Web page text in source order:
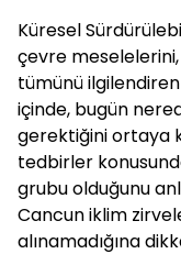
Küresel
çevre
tümünü ilgilendiren
içinde, bugün
gerektiğini ortaya
tedbirler
grubu olduğunu
Cancun iklim
alınamadığına